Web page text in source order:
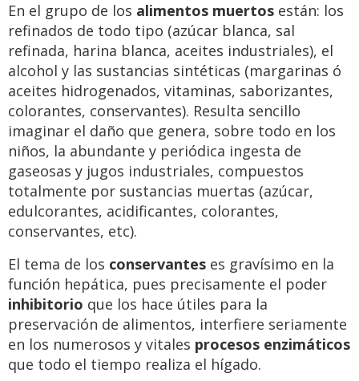
En el grupo de los alimentos muertos están: los
refinados de todo tipo (azúcar blanca, sal
refinada, harina blanca, aceites industriales), el
alcohol y las sustancias sintéticas (margarinas ó
aceites hidrogenados, vitaminas, saborizantes,
colorantes, conservantes). Resulta sencillo
imaginar el daño que genera, sobre todo en los
niños, la abundante y periódica ingesta de
gaseosas y jugos industriales, compuestos
totalmente por sustancias muertas (azúcar,
edulcorantes, acidificantes, colorantes,
conservantes, etc).
El tema de los conservantes es gravísimo en la
función hepática, pues precisamente el poder
inhibitorio que los hace útiles para la
preservación de alimentos, interfiere seriamente
en los numerosos y vitales procesos enzimáticos
que todo el tiempo realiza el hígado.